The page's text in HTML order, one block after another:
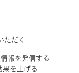
ただく
報を発信する
果を上げる